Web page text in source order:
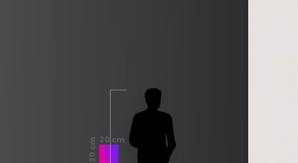
20 cm
20 cm